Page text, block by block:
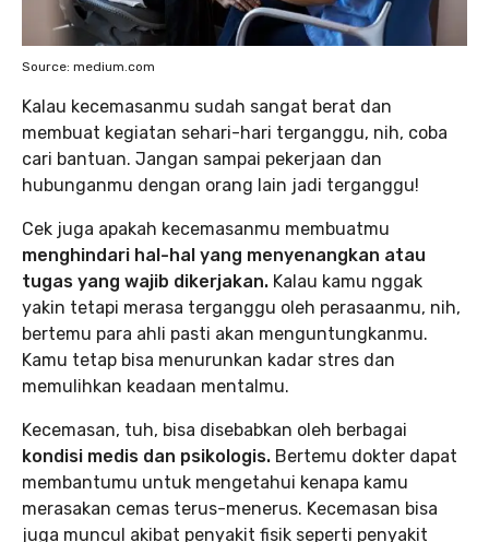
Source: medium.com
Kalau kecemasanmu sudah sangat berat dan
membuat kegiatan sehari-hari terganggu, nih, coba
cari bantuan. Jangan sampai pekerjaan dan
hubunganmu dengan orang lain jadi terganggu!
Cek juga apakah kecemasanmu membuatmu
menghindari hal-hal yang menyenangkan atau
tugas yang wajib dikerjakan. Kalau kamu nggak
yakin tetapi merasa terganggu oleh perasaanmu, nih,
bertemu para ahli pasti akan menguntungkanmu.
Kamu tetap bisa menurunkan kadar stres dan
memulihkan keadaan mentalmu.
Kecemasan, tuh, bisa disebabkan oleh berbagai
kondisi medis dan psikologis. Bertemu dokter dapat
membantumu untuk mengetahui kenapa kamu
merasakan cemas terus-menerus. Kecemasan bisa
juga muncul akibat penyakit fisik seperti penyakit